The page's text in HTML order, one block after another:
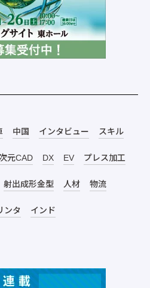
中国 インタビュー スキル
元CAD DX EV プレス加工
射出成形金型 人材 物流
ンタ インド